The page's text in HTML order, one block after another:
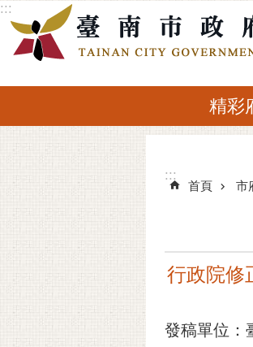
跳到主要內容區塊
:::
精彩
:::
:::
首頁 市
行政院修
發稿單位：